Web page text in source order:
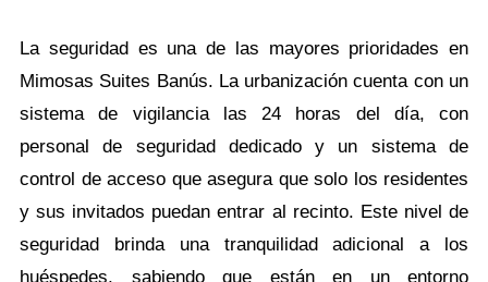
La seguridad es una de las mayores prioridades en
Mimosas Suites Banús. La urbanización cuenta con un
sistema de vigilancia las 24 horas del día, con
personal de seguridad dedicado y un sistema de
control de acceso que asegura que solo los residentes
y sus invitados puedan entrar al recinto. Este nivel de
seguridad brinda una tranquilidad adicional a los
huéspedes, sabiendo que están en un entorno